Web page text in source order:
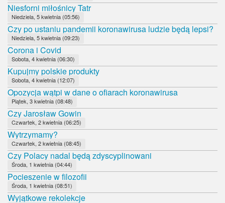
Niesforni miłośnicy Tatr
Niedziela, 5 kwietnia (05:56)
Czy po ustaniu pandemii koronawirusa ludzie będą lepsi?
Niedziela, 5 kwietnia (09:23)
Corona i Covid
Sobota, 4 kwietnia (06:30)
Kupujmy polskie produkty
Sobota, 4 kwietnia (12:07)
Opozycja wątpi w dane o ofiarach koronawirusa
Piątek, 3 kwietnia (08:48)
Czy Jarosław Gowin
Czwartek, 2 kwietnia (06:25)
Wytrzymamy?
Czwartek, 2 kwietnia (08:45)
Czy Polacy nadal będą zdyscyplinowani
Środa, 1 kwietnia (04:44)
Pocieszenie w filozofii
Środa, 1 kwietnia (08:51)
Wyjątkowe rekolekcje